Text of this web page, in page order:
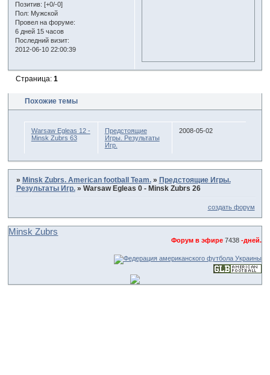
Позитив: [+0/-0]
Пол: Мужской
Провел на форуме:
6 дней 15 часов
Последний визит:
2012-06-10 22:00:39
Страница: 1
Похожие темы
Warsaw Egleas 12 -
Minsk Zubrs 63
Предстоящие
Игры. Результаты
Игр.
2008-05-02
» Minsk Zubrs. American football Team. » Предстоящие Игры.
Результаты Игр. » Warsaw Egleas 0 - Minsk Zubrs 26
создать форум
Minsk Zubrs
Форум в эфире 7438-дней.